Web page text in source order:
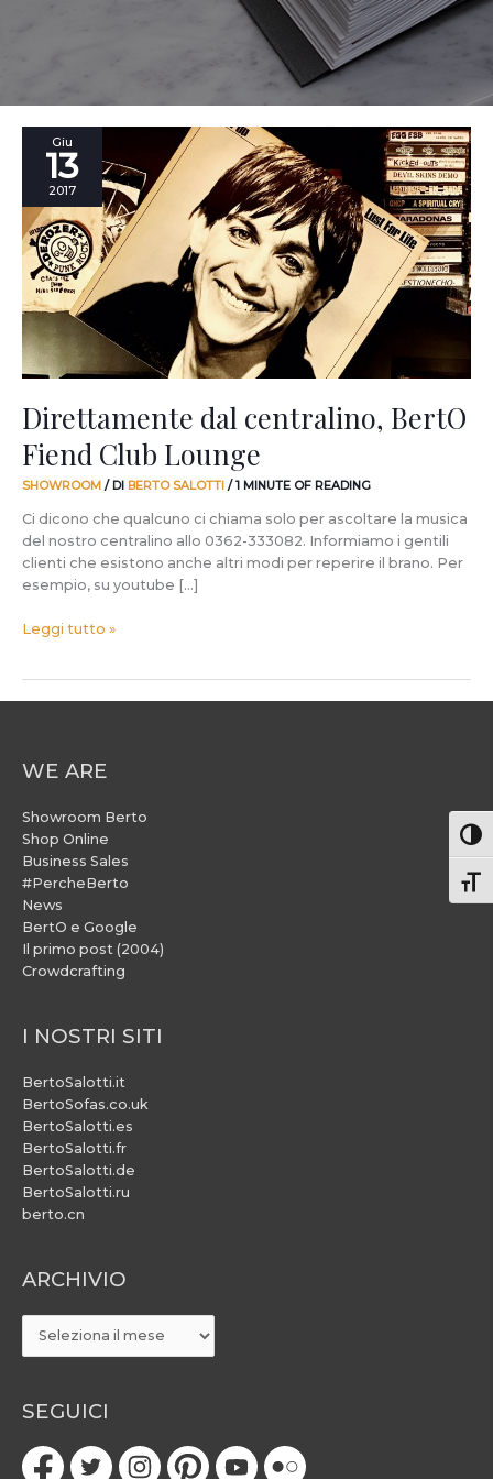
Giu
13
2017
Direttamente dal centralino, BertO
Fiend Club Lounge
SHOWROOM / DI BERTO SALOTTI /1 MINUTE OF READING
Ci dicono che qualcuno ci chiama solo per ascoltare la musica
del nostro centralino allo 0362-333082. Informiamo i gentili
clienti che esistono anche altri modi per reperire il brano. Per
esempio, su youtube […]
Direttamente
centralino,
Fiend
Club
Lounge
Leggi tutto »
WE ARE
Showroom Berto
Shop Online
Business Sales
#PercheBerto
News
BertO e Google
Il primo post (2004)
Crowdcrafting
I NOSTRI SITI
BertoSalotti.it
BertoSofas.co.uk
BertoSalotti.es
BertoSalotti.fr
BertoSalotti.de
BertoSalotti.ru
berto.cn
ARCHIVIO
ARCHIVIO
SEGUICI